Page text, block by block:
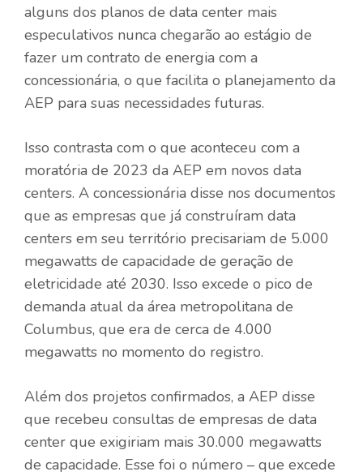
alguns dos planos de data center mais
especulativos nunca chegarão ao estágio de
fazer um contrato de energia com a
concessionária, o que facilita o planejamento da
AEP para suas necessidades futuras.
Isso contrasta com o que aconteceu com a
moratória de 2023 da AEP em novos data
centers. A concessionária disse nos documentos
que as empresas que já construíram data
centers em seu território precisariam de 5.000
megawatts de capacidade de geração de
eletricidade até 2030. Isso excede o pico de
demanda atual da área metropolitana de
Columbus, que era de cerca de 4.000
megawatts no momento do registro.
Além dos projetos confirmados, a AEP disse
que recebeu consultas de empresas de data
center que exigiriam mais 30.000 megawatts
de capacidade. Esse foi o número – que excede